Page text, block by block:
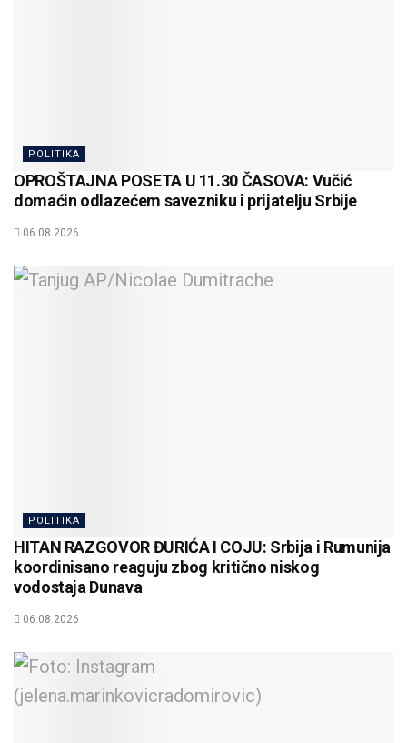
POLITIKA
OPROŠTAJNA POSETA U 11.30 ČASOVA: Vučić
domaćin odlazećem savezniku i prijatelju Srbije
06.08.2026
POLITIKA
HITAN RAZGOVOR ĐURIĆA I COJU: Srbija i Rumunija
koordinisano reaguju zbog kritično niskog
vodostaja Dunava
06.08.2026